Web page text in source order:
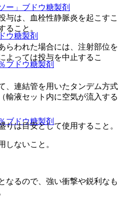
ー」 ブドウ糖製剤
ウ糖製剤
ブドウ糖製剤
ブドウ糖製剤
は、血栓性静脈炎を起こすこ
ること。
われた場合には、注射部位を
よっては投与を中止するこ
、連結管を用いたタンデム方式
輸液セット内に空気が流入する
は目安として使用すること。
ないこと。
るので、強い衝撃や鋭利なも